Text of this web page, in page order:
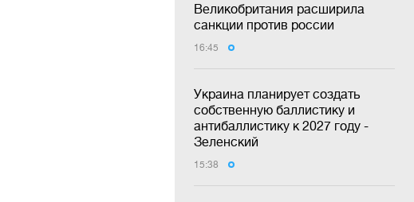
Великобритания расширила
санкции против россии
16:45
Украина планирует создать
собственную баллистику и
антибаллистику к 2027 году -
Зеленский
15:38